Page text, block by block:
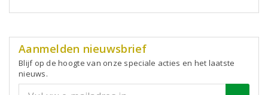
Aanmelden nieuwsbrief
Blijf op de hoogte van onze speciale acties en het laatste
nieuws.